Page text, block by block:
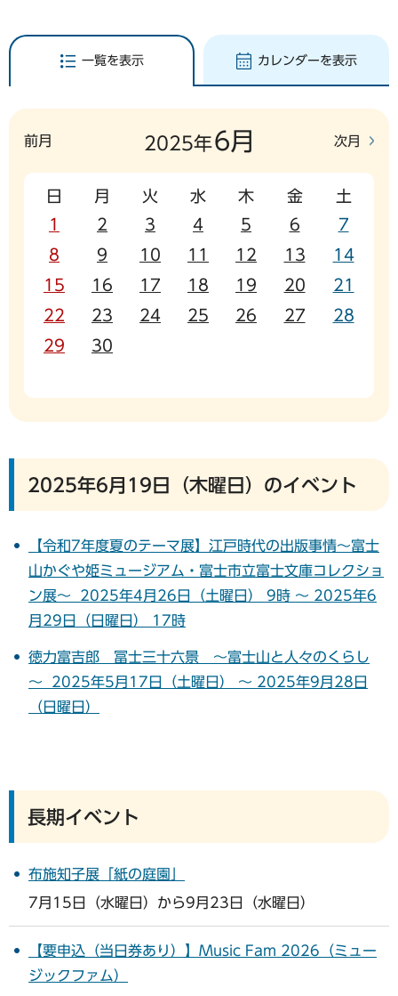
一覧を表示 カレンダーを表示
2025年6月
前月 次月
日 月 火 水 木 金
土
1
2 3 4 5 6
7
8
9 10 11 12 13
14
15
16 17 18 19 20
21
22
23 24 25 26 27
28
29
30
2025年6月19日（木曜日）のイベント
【令和7年度夏のテーマ展】江戸時代の出版事情～富士
山かぐや姫ミュージアム・富士市立富士文庫コレクショ
ン展～ 2025年4月26日（土曜日） 9時 ～ 2025年6
月29日（日曜日） 17時
徳力富吉郎 冨士三十六景 ～富士山と人々のくらし
～ 2025年5月17日（土曜日） ～ 2025年9月28日
（日曜日）
長期イベント
布施知子展「紙の庭園」
7月15日（水曜日）から9月23日（水曜日）
【要申込（当日券あり）】Music Fam 2026（ミュー
ジックファム）